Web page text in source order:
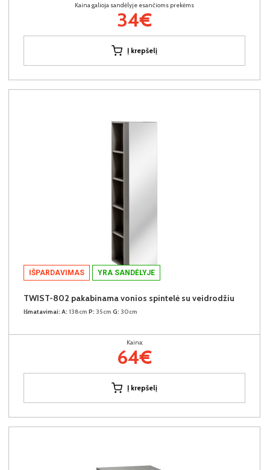
Kaina galioja sandėlyje esančioms prekėms
34€
Į krepšelį
IŠPARDAVIMAS YRA SANDĖLYJE
TWIST-802 pakabinama vonios spintelė su veidrodžiu
Išmatavimai: A: 138cm P: 35cm G: 30cm
Kaina:
64€
Į krepšelį